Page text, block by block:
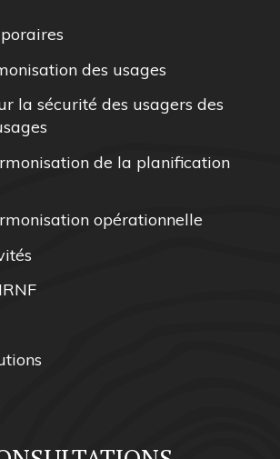
des usages
la sécurité des usagers des
de la planification
opérationnelle